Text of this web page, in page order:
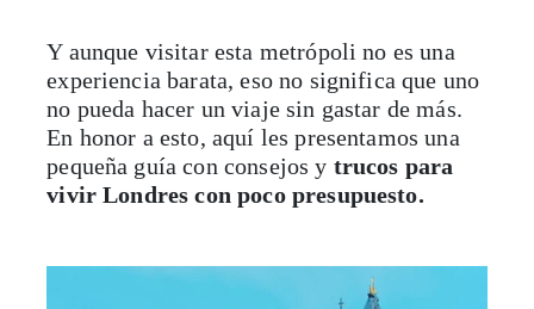
Y aunque visitar esta metrópoli no es una
experiencia barata, eso no significa que uno
no pueda hacer un viaje sin gastar de más.
En honor a esto, aquí les presentamos una
pequeña guía con consejos y trucos para
vivir Londres con poco presupuesto.